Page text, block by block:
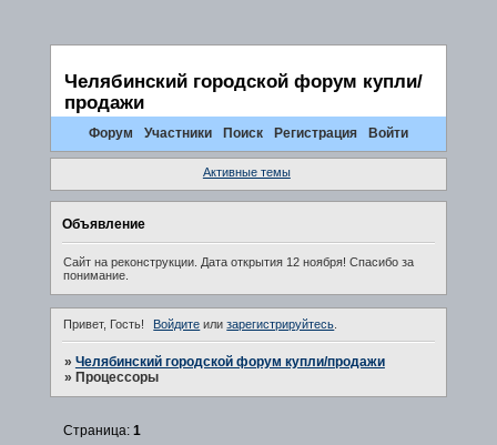
Челябинский городской форум купли/
продажи
Форум Участники Поиск Регистрация Войти
Активные темы
Объявление
Сайт на реконструкции. Дата открытия 12 ноября! Спасибо за
понимание.
Привет, Гость! Войдите илизарегистрируйтесь
» Челябинский городской форум купли/продажи
» Процессоры
Страница: 1